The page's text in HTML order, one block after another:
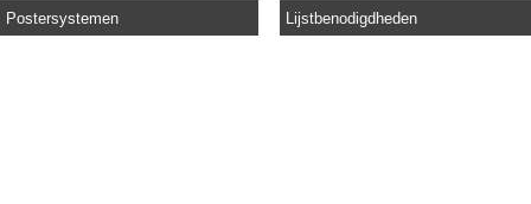
Postersystemen Lijstbenodigdheden